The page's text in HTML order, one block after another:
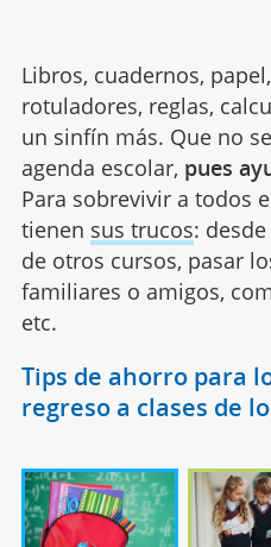
Libros, cuadernos,
rotuladores, reglas,
un sinfín más. Que no
agenda escolar, pues
Para sobrevivir a todos
tienen sus trucos:
de otros cursos, pasar
familiares o amigos,
etc.
Tips de ahorro para
regreso a clases de